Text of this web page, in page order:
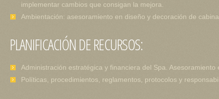
implementar cambios que consigan la mejora.
Ambientación: asesoramiento en diseño y decoración de
PLANIFICACIÓN DE RECURSOS:
Administración estratégica y financiera del Spa. Asesoramiento
Políticas, procedimientos, reglamentos, protocolos y